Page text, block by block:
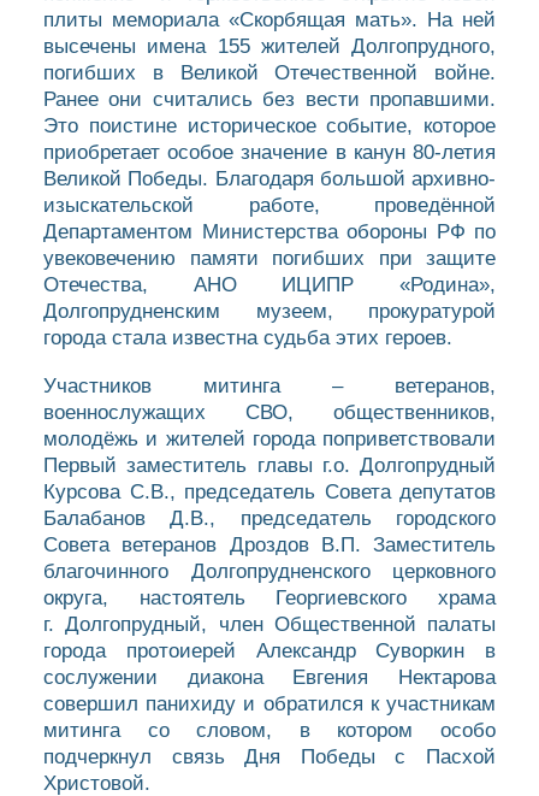
плиты мемориала «Скорбящая мать». На ней
высечены имена 155 жителей Долгопрудного,
погибших в Великой Отечественной войне.
Ранее они считались без вести пропавшими.
Это поистине историческое событие, которое
приобретает особое значение в канун 80-летия
Великой Победы. Благодаря большой архивно-
изыскательской работе, проведённой
Департаментом Министерства обороны РФ по
увековечению памяти погибших при защите
Отечества, АНО ИЦИПР «Родина»,
Долгопрудненским музеем, прокуратурой
города стала известна судьба этих героев.
Участников митинга – ветеранов,
военнослужащих СВО, общественников,
молодёжь и жителей города поприветствовали
Первый заместитель главы г.о. Долгопрудный
Курсова С.В., председатель Совета депутатов
Балабанов Д.В., председатель городского
Совета ветеранов Дроздов В.П. Заместитель
благочинного Долгопрудненского церковного
округа, настоятель Георгиевского храма
г. Долгопрудный, член Общественной палаты
города протоиерей Александр Суворкин в
сослужении диакона Евгения Нектарова
совершил панихиду и обратился к участникам
митинга со словом, в котором особо
подчеркнул связь Дня Победы с Пасхой
Христовой.